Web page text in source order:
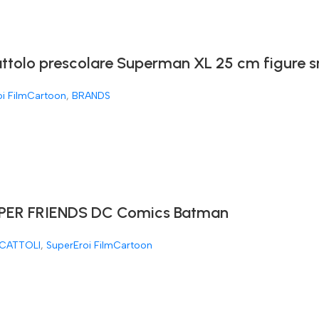
prescolare Superman XL 25 cm figure
FilmCartoon, BRANDS
FRIENDS DC Comics Batman
, SuperEroi FilmCartoon